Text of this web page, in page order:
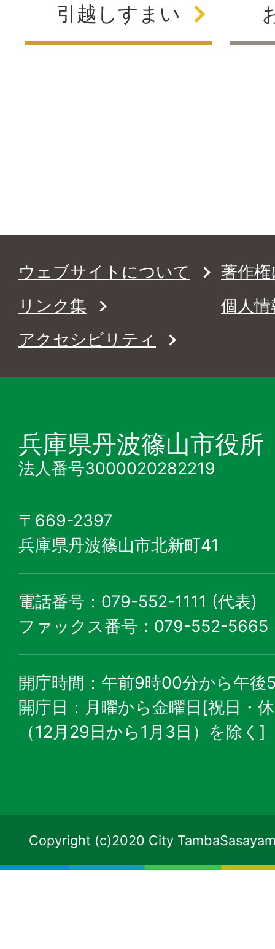
引越しすまい
ウェブサイトについて
著作
リンク集
個人
アクセシビリティ
兵庫県丹波篠山市役所
法人番号3000020282219
〒669-2397
兵庫県丹波篠山市北新町41
電話番号：079-552-1111 (代表)
ファックス番号：079-552-5665
開庁時間：午前9時00分から午後
開庁日：月曜から金曜日[祝日・
（12月29日から1月3日）を除く]
Copyright (c)2020 City